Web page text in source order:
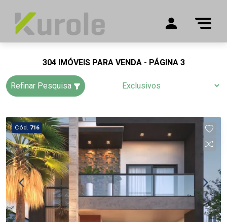
304 IMÓVEIS PARA VENDA - PÁGINA 3
Refinar Pesquisa
Cód. 716